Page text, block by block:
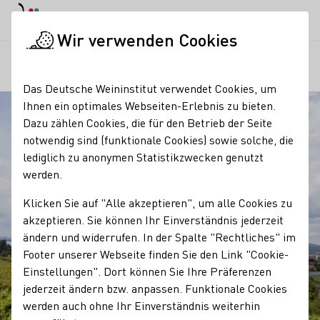
Wir verwenden Cookies
Das Deutsche Weininstitut verwendet Cookies, um
Ihnen ein optimales Webseiten-Erlebnis zu bieten.
Dazu zählen Cookies, die für den Betrieb der Seite
notwendig sind (funktionale Cookies) sowie solche, die
lediglich zu anonymen Statistikzwecken genutzt
werden.
Klicken Sie auf "Alle akzeptieren", um alle Cookies zu
akzeptieren. Sie können Ihr Einverständnis jederzeit
ändern und widerrufen. In der Spalte "Rechtliches" im
Footer unserer Webseite finden Sie den Link "Cookie-
Einstellungen". Dort können Sie Ihre Präferenzen
jederzeit ändern bzw. anpassen. Funktionale Cookies
werden auch ohne Ihr Einverständnis weiterhin